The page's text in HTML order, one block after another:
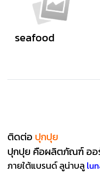
seafood
ติดต่อ ปุกปุย
ปุกปุย คือผลิตภัณฑ์ ออ
ภายใต้แบรนด์ลูน่าบลู